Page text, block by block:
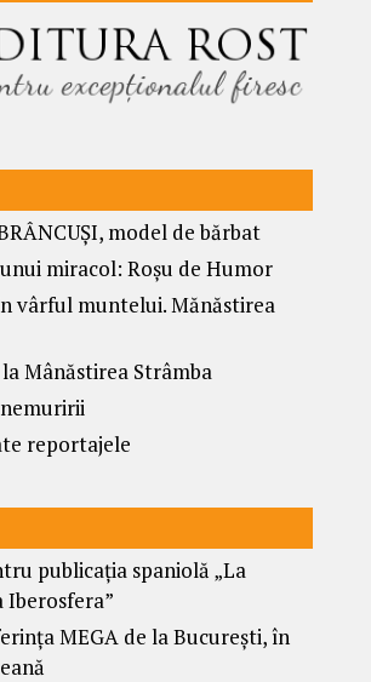
model de bărbat
miracol: Roșu de Humor
vârful muntelui. Mănăstirea
Mânăstirea Strâmba
reportajele
publicația spaniolă „La
Iberosfera”
MEGA de la București, în